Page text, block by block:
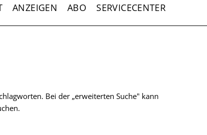
ANZEIGEN ABO SERVICECENTER
Bei der „erweiterten Suche" kann